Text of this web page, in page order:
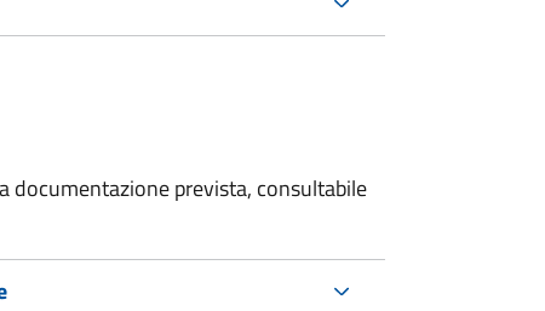
documentazione prevista, consultabile